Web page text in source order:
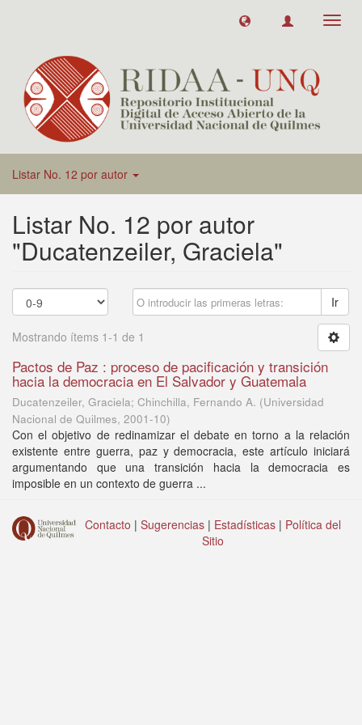
Listar No. 12 por autor
Listar No. 12 por autor
"Ducatenzeiler, Graciela"
Ir
Mostrando ítems 1-1 de 1
Pactos de Paz : proceso de pacificación y transición
hacia la democracia en El Salvador y Guatemala
Ducatenzeiler, Graciela; Chinchilla, Fernando A. (Universidad
Nacional de Quilmes, 2001-10)
Con el objetivo de redinamizar el debate en torno a la relación
existente entre guerra, paz y democracia, este artículo iniciará
argumentando que una transición hacia la democracia es
imposible en un contexto de guerra ...
Contacto | Sugerencias | Estadísticas | Política del
Sitio